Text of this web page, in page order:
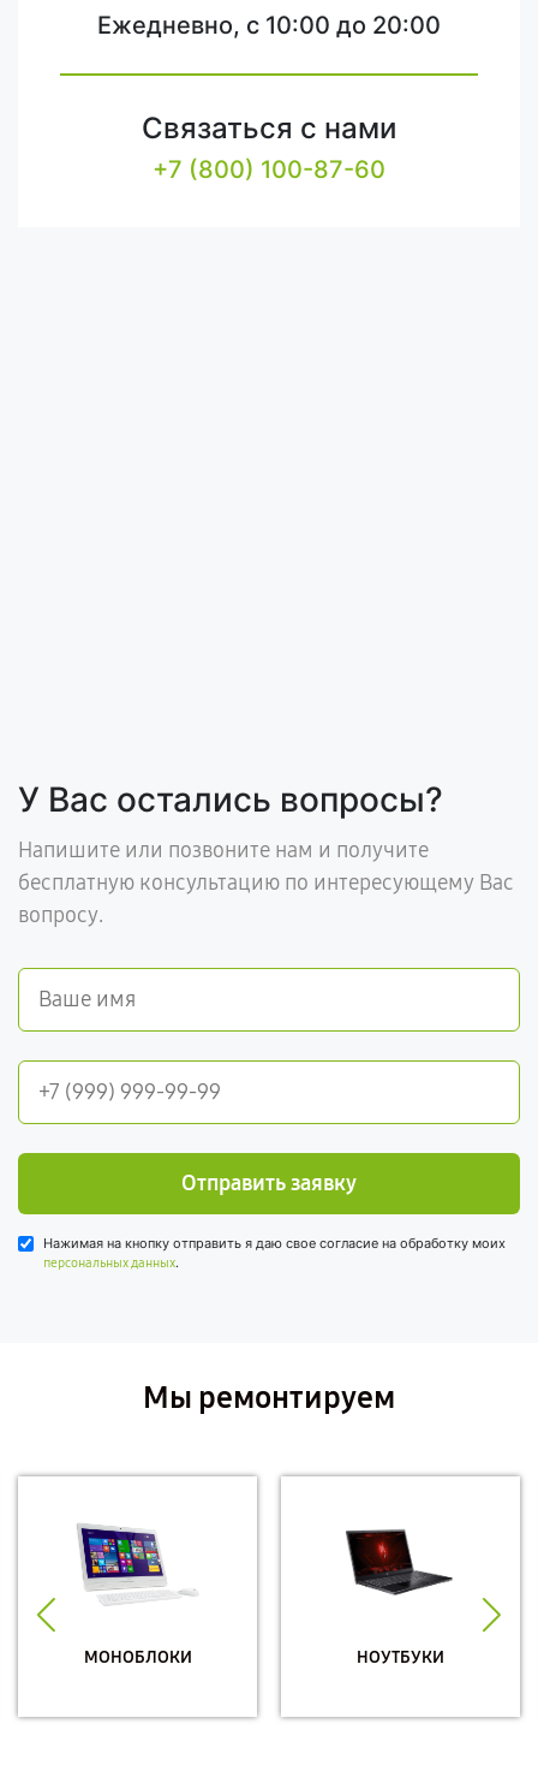
Ежедневно, с 10:00 до 20:00
Связаться с нами
+7 (800) 100-87-60
У Вас остались вопросы?
Напишите или позвоните нам и получите
бесплатную консультацию по интересующему Вас
вопросу.
Отправить заявку
Нажимая на кнопку отправить я даю свое согласие на обработку моих
персональных данных.
Мы ремонтируем
МОНОБЛОКИ НОУТБУКИ